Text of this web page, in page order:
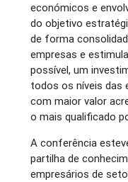
económicos e
do objetivo
de forma
empresas e
possível, um
todos os níveis das
com maior valor
o mais qualificado
A conferência
partilha de
empresários de